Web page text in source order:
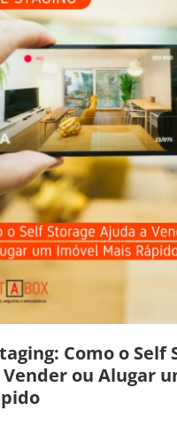
Como o Self
ou Alugar